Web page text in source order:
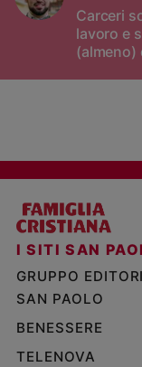
Carceri
lavoro e
(almeno)
I SITI SAN
GRUPPO
SAN PAOLO
BENESSERE
TELENOVA